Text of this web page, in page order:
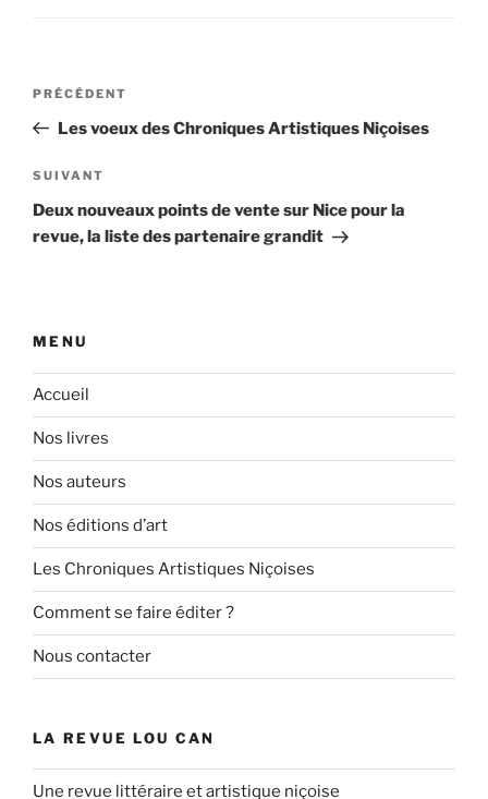
Navigation
l’article
Article
précédent
PRÉCÉDENT
Les voeux des Chroniques Artistiques Niçoises
Article
suivant
SUIVANT
Deux nouveaux points de vente sur Nice pour la
revue, la liste des partenaire grandit
MENU
Accueil
Nos livres
Nos auteurs
Nos éditions d’art
Les Chroniques Artistiques Niçoises
Comment se faire éditer ?
Nous contacter
LA REVUE LOU CAN
Une revue littéraire et artistique niçoise